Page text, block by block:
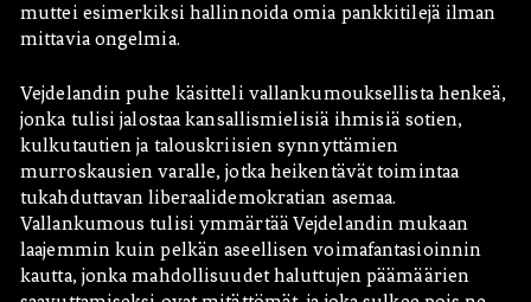
muttei esimerkiksi hallinnoida omia pankkitilejä ilman
mittavia ongelmia.
Vejdelandin puhe käsitteli vallankumouksellista henkeä,
jonka tulisi jalostaa kansallismielisiä ihmisiä sotien,
kulkutautien ja talouskriisien synnyttämien
murroskausien varalle, jotka heikentävät toimintaa
tukahduttavan liberaalidemokratian asemaa.
Vallankumous tulisi ymmärtää Vejdelandin mukaan
laajemmin kuin pelkän aseellisen voimafantasioinnin
kautta, jonka mahdollisuudet haluttujen päämäärien